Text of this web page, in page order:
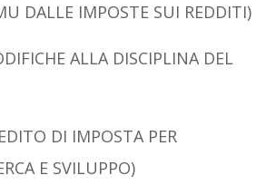
DALLE IMPOSTE SUI REDDITI)
ALLA DISCIPLINA DEL
DI IMPOSTA PER
E SVILUPPO)